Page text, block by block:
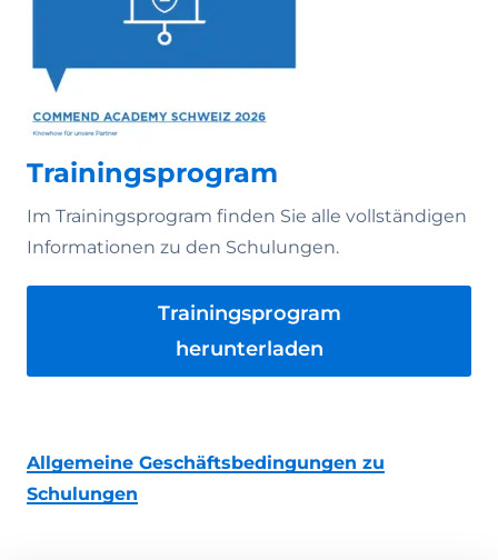
Trainingsprogram
Im Trainingsprogram finden Sie alle vollständigen
Informationen zu den Schulungen.
Trainingsprogram
herunterladen
Allgemeine Geschäftsbedingungen zu
Schulungen